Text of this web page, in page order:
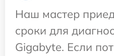
Наш мастер
сроки для
Gigabyte. Если